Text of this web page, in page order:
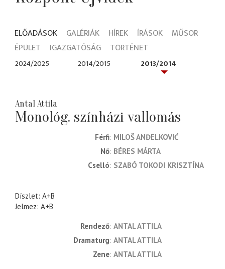
ELŐADÁSOK GALÉRIÁK HÍREK ÍRÁSOK
MŰSOR
ÉPÜLET
IGAZGATÓSÁG TÖRTÉNET
2024/2025 2014/2015 2013/2014
Antal Attila
Monológ. színházi vallomás
Férfi MILOŠ ANĐELKOVIĆ
Nő BÉRES MÁRTA
Cselló SZABÓ TOKODI KRISZTÍNA
Díszlet: A+B
Jelmez: A+B
rendező ANTAL ATTILA
dramaturg ANTAL ATTILA
zene ANTAL ATTILA